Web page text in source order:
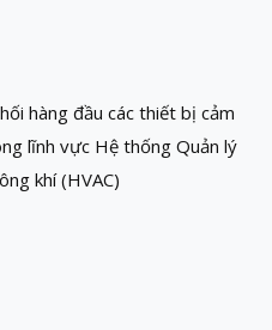
hàng đầu các thiết bị cảm
lĩnh vực Hệ thống Quản lý
khí (HVAC)